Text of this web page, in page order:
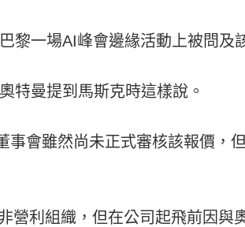
黎一場AI峰會邊緣活動上被問及
特曼提到馬斯克時這樣說。
會雖然尚未正式審核該報價，
營利組織，但在公司起飛前因與